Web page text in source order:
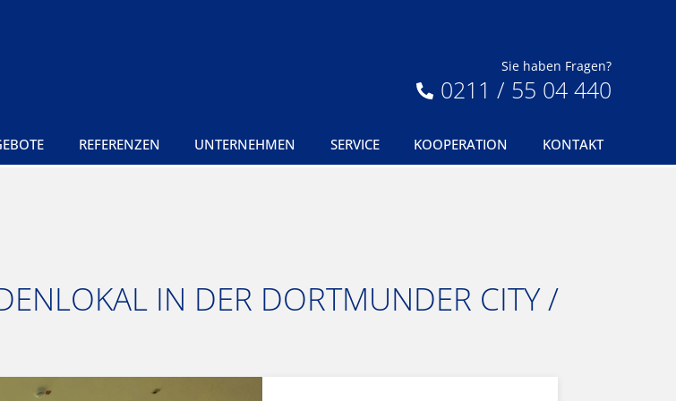
Sie haben Fragen?
0211 / 55 04 440
REFERENZEN UNTERNEHMEN SERVICE KOOPERATION KONTAKT
IN DER DORTMUNDER CITY /